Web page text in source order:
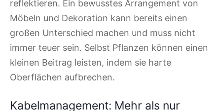
reflektieren. Ein bewusstes Arrangement von
Möbeln und Dekoration kann bereits einen
großen Unterschied machen und muss nicht
immer teuer sein. Selbst Pflanzen können einen
kleinen Beitrag leisten, indem sie harte
Oberflächen aufbrechen.
Kabelmanagement: Mehr als nur